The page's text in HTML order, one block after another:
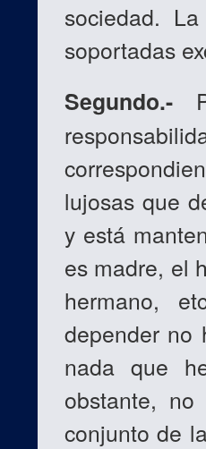
sociedad.
soportadas
Segundo.-
lujosas que
y está
es madre, el
hermano,
depender no
nada que
obstante,
conjunto de